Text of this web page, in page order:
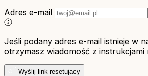
Adres e-mail
Jeśli podany adres e-mail istnieje w
otrzymasz wiadomość z instrukcjami
Wyślij link resetujący